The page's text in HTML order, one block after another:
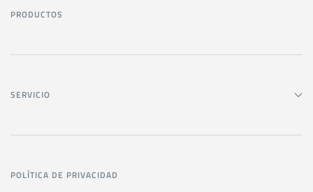
PRODUCTOS
SERVICIO
POLÍTICA DE PRIVACIDAD